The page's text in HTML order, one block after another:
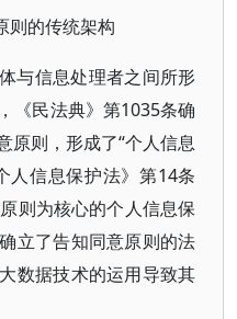
则的传统架构
与信息处理者之间所形
《民法典》第1035条确
原则，形成了“个人信息
人信息保护法》第14条
则为核心的个人信息保
立了告知同意原则的法
数据技术的运用导致其